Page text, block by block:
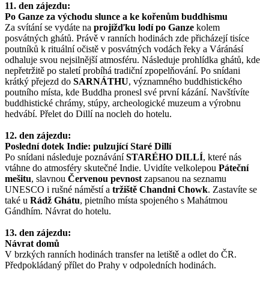
11. den zájezdu:
Po Ganze za východu slunce a ke kořenům buddhismu
Za svítání se vydáte na projížďku lodí po Ganze kolem
posvátných ghátů. Právě v ranních hodinách zde přicházejí tisíce
poutníků k rituální očistě v posvátných vodách řeky a Váránásí
odhaluje svou nejsilnější atmosféru. Následuje prohlídka ghátů, kde
nepřetržitě po staletí probíhá tradiční zpopelňování. Po snídani
krátký přejezd do SARNÁTHU, významného buddhistického
poutního místa, kde Buddha pronesl své první kázání. Navštívíte
buddhistické chrámy, stúpy, archeologické muzeum a výrobnu
hedvábí. Přelet do Dillí na nocleh do hotelu.
12. den zájezdu:
Poslední dotek Indie: pulzující Staré Dillí
Po snídani následuje poznáváníSTARÉHO DILLÍ, které nás
vtáhne do atmosféry skutečné Indie. Uvidíte velkolepou Páteční
mešitu, slavnou Červenou pevnostzapsanou na seznamu
UNESCO i rušné náměstí a tržiště Chandni Chowk. Zastavíte se
také u Rádž Ghátu, pietního místa spojeného s Mahátmou
Gándhím. Návrat do hotelu.
13. den zájezdu:
Návrat domů
V brzkých ranních hodinách transfer na letiště a odlet do ČR.
Předpokládaný přílet do Prahy v odpoledních hodinách.